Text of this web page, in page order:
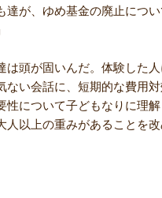
達が、ゆめ基金の廃止につ
は頭が固いんだ。体験した
ない会話に、短期的な費用
性について子どもなりに理
以上の重みがあることを改